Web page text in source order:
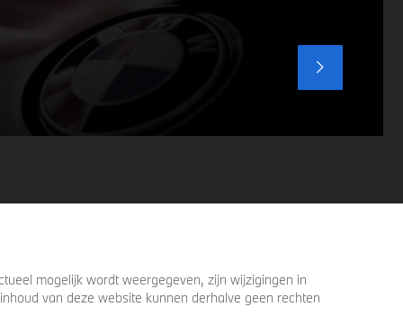
voordat u verder loopt.
mogelijk wordt weergegeven, zijn wijzigingen in
van deze website kunnen derhalve geen rechten